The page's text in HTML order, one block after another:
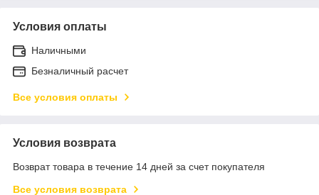
Условия оплаты
Наличными
Безналичный расчет
Все условия оплаты
Условия возврата
Возврат товара в течение 14 дней за счет покупателя
Все условия возврата